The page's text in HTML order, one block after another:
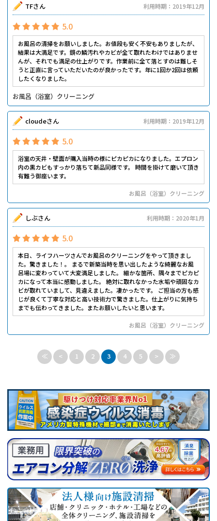
TFさん 利用時期：2019年12月
5.0
お風呂の清掃をお願いしました。お値段も安く不安もありましたが、
結果は大満足です。鏡の鱗汚れやカビが全て取れたわけではありませ
んが、それでも満足の仕上がりです。作業前に全て落とすのは難しそ
うと正直に言っていただいたのが良かったです。年に1回か2回は依頼
したくなりました。
お風呂（浴室）クリーニング
cloudeさん 利用時期：2019年12月
5.0
浴室の天井・壁面が購入当時の様にピカピカになりました。エプロン
内の黒カビもすっかり落ちて新品同様です。 時間を掛けて磨いて頂き
有難う御座います。
お風呂（浴室）クリーニング
しぶさん 利用時期：2020年1月
5.0
本日、ライフハーツさんでお風呂のクリーニングをやって頂きまし
た。驚きました！。 まるで新築当時を思い出したような綺麗なお風
呂場に変わっていて大変満足しました。 細かな箇所、隅々までピカピ
カになって本当に感動しました。 絶対に取れなかった水垢や頑固なカ
ビが取れていまして、見違えました。凄かったです。 ご担当の方も感
じが良くて丁寧な対応と高い技術力で驚きました。仕上がりに気持ち
までも伝わってきました。またお願いしたいと思います。
お風呂（浴室）クリーニング
≪ < 1 2 3 4 5 > ≫